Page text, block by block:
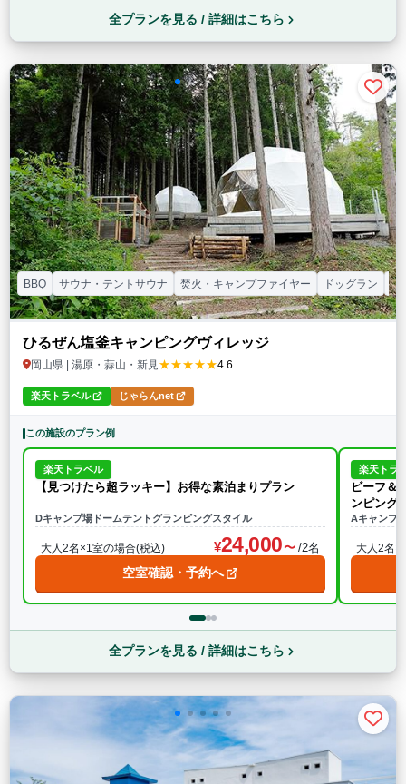
全プランを見る / 詳細はこちら
ひるぜん塩釜キャンピングヴィレッジ
岡山県 | 湯原・蒜山・新見 ★★★★★4.6
BBQ サウナ・テントサウナ 焚火・キャンプファイヤー ドッグラン 子
楽天トラベル じゃらんnet
この施設のプラン例
楽天トラベル
【見つけたら超ラッキー】お得な素泊まりプラン
Dキャンプ場ドームテントグランピングスタイル
大人2名×1室の場合(税込) 24,000 /2名
空室確認・予約へ
楽天トラ
ビーフ＆
ンピング
Aキャンプ
大人2名
全プランを見る / 詳細はこちら